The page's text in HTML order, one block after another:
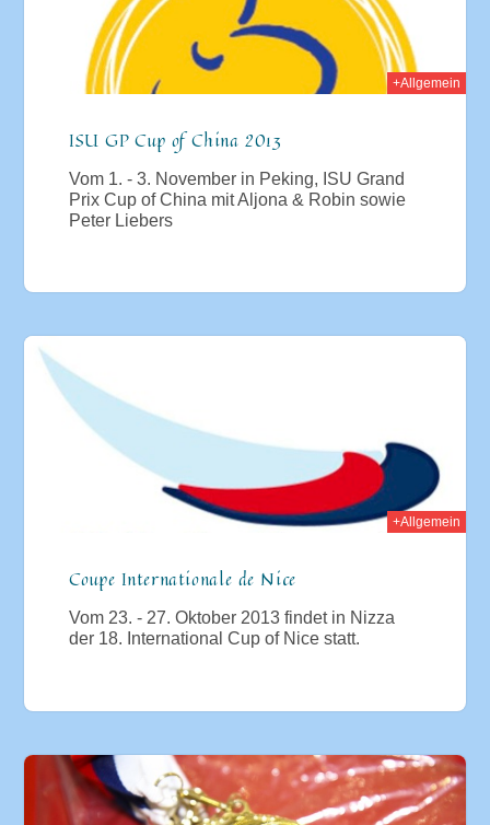
+Allgemein
ISU GP Cup of China 2013
Vom 1. - 3. November in Peking, ISU Grand
Prix Cup of China mit Aljona & Robin sowie
Peter Liebers
+Allgemein
Coupe Internationale de Nice
Vom 23. - 27. Oktober 2013 findet in Nizza
der 18. International Cup of Nice statt.